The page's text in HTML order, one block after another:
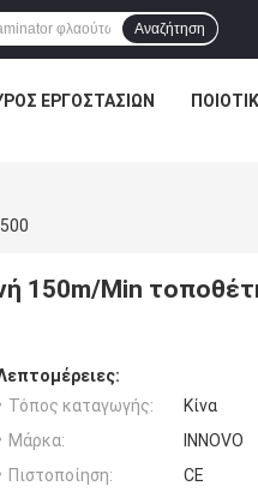
Αναζήτηση
ΕΡΓΟΣΤΑΣΊΩΝ
150m/Min
Τόπος καταγωγής:
Κίνα
Μάρκα:
INNOVO
Πιστοποίηση:
CE